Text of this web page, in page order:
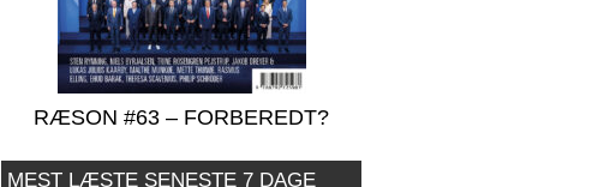
RÆSON #63 – FORBEREDT?
MEST LÆSTE SENESTE 7 DAGE